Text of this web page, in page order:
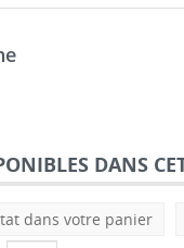
DANS
dans votre panier